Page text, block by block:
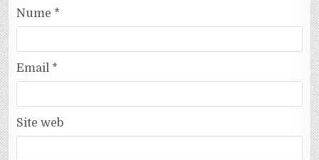
Nume *
Email *
Site web